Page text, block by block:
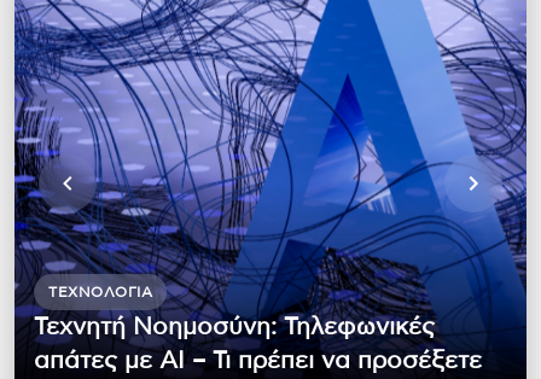
ΤΕΧΝΟΛΟΓΊΑ
Τεχνητή Νοημοσύνη: Τηλεφωνικές
απάτες με ΑΙ – Τι πρέπει να προσέξετε